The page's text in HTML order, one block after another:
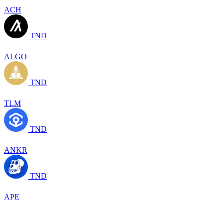
ACH
TND
ALGO
TND
TLM
TND
ANKR
TND
APE